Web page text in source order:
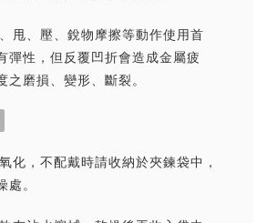
甩、壓、銳物摩擦等動作使用首
彈性，但反覆凹折會造成金屬疲
之磨損、變形、斷裂。
化，不配戴時請收納於夾鍊袋中，
。